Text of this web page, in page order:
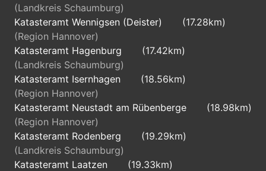
(Landkreis Schaumburg)
Katasteramt Wennigsen (Deister)
(17.28km)
(Region Hannover)
Katasteramt Hagenburg
(17.42km)
(Landkreis Schaumburg)
Katasteramt Isernhagen
(18.56km)
(Region Hannover)
Katasteramt Neustadt am Rübenberge
(18.98km)
(Region Hannover)
Katasteramt Rodenberg
(19.29km)
(Landkreis Schaumburg)
Katasteramt Laatzen
(19.33km)